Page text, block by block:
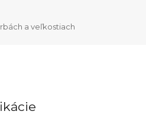
a veľkostiach